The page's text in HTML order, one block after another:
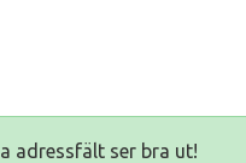
adressfält ser bra ut!